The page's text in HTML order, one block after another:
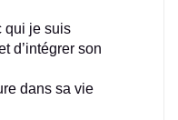
qui je suis
d’intégrer son
dans sa vie